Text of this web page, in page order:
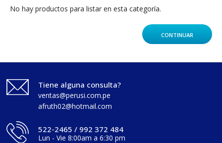
No hay productos para listar en esta categoría.
CONTINUAR
Tiene alguna consulta?
ventas@perusi.com.pe
afruth02@hotmail.com
522-2465 / 992 372 484
Lun - Vie 8:00am a 6:30 pm